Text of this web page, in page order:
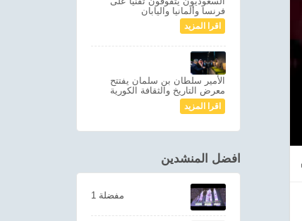
فرنسا وألمانيا واليابان
اقرا المزيد
الأمير سلطان بن سلمان يفتتح
معرض التاريخ والثقافة الكورية
اقرا المزيد
افضل المنشدين
1 مفضلة